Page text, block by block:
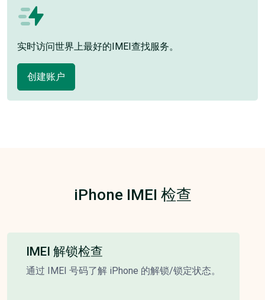
实时访问世界上最好的IMEI查找服务。
创建账户
iPhone IMEI 检查
IMEI 解锁检查
通过 IMEI 号码了解 iPhone 的解锁/锁定状态。